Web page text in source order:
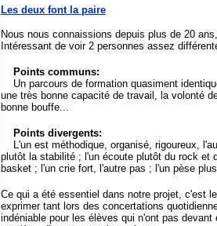
Les deux font la paire
Nous nous connaissions depuis plus de 20
Intéressant de voir 2 personnes assez
Points communs:
Un parcours de formation quasiment
une très bonne capacité de travail, la volonté
bonne bouffe...
Points divergents:
L'un est méthodique, organisé, rigoureux,
plutôt la stabilité ; l'un écoute plutôt du rock et
basket ; l'un crie fort, l'autre pas ; l'un pèse
Ce qui a été essentiel dans notre projet, c'est
exprimer tant lors des concertations
indéniable pour les élèves qui n'ont pas